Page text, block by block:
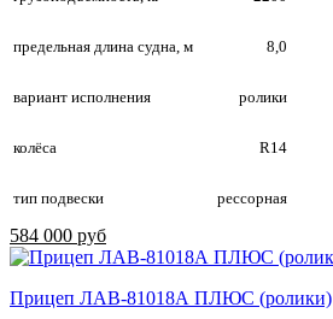
предельная длина судна, м 8,0
вариант исполнения ролики
колёса R14
тип подвески рессорная
584 000 руб
Прицеп ЛАВ-81018А ПЛЮС (ролики)